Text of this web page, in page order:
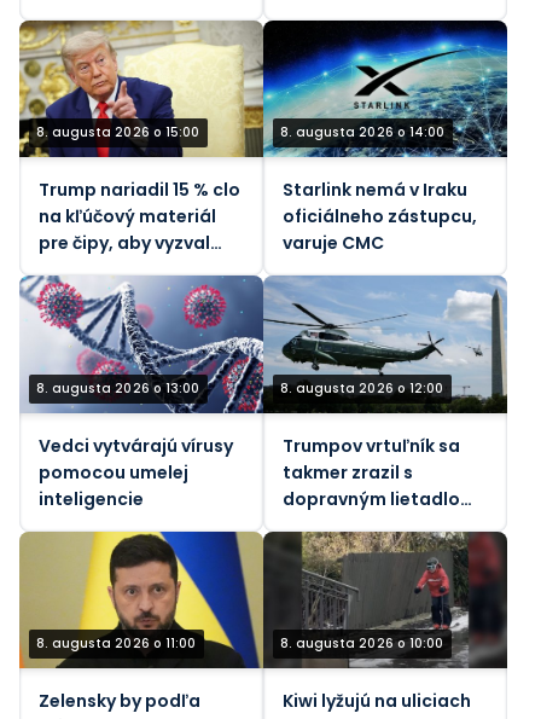
8. augusta 2026 o 15:00
Trump nariadil 15 % clo
na kľúčový materiál
pre čipy, aby vyzval
Čínu
8. augusta 2026 o 14:00
Starlink nemá v Iraku
oficiálneho zástupcu,
varuje CMC
8. augusta 2026 o 13:00
Vedci vytvárajú vírusy
pomocou umelej
inteligencie
8. augusta 2026 o 12:00
Trumpov vrtuľník sa
takmer zrazil s
dopravným lietadlom,
8. augusta 2026 o 11:00
Zelensky by podľa
8. augusta 2026 o 10:00
Kiwi lyžujú na uliciach